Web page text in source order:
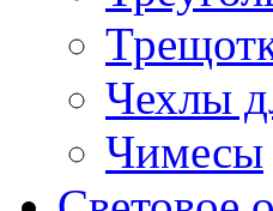
Чехлы
Чимесы